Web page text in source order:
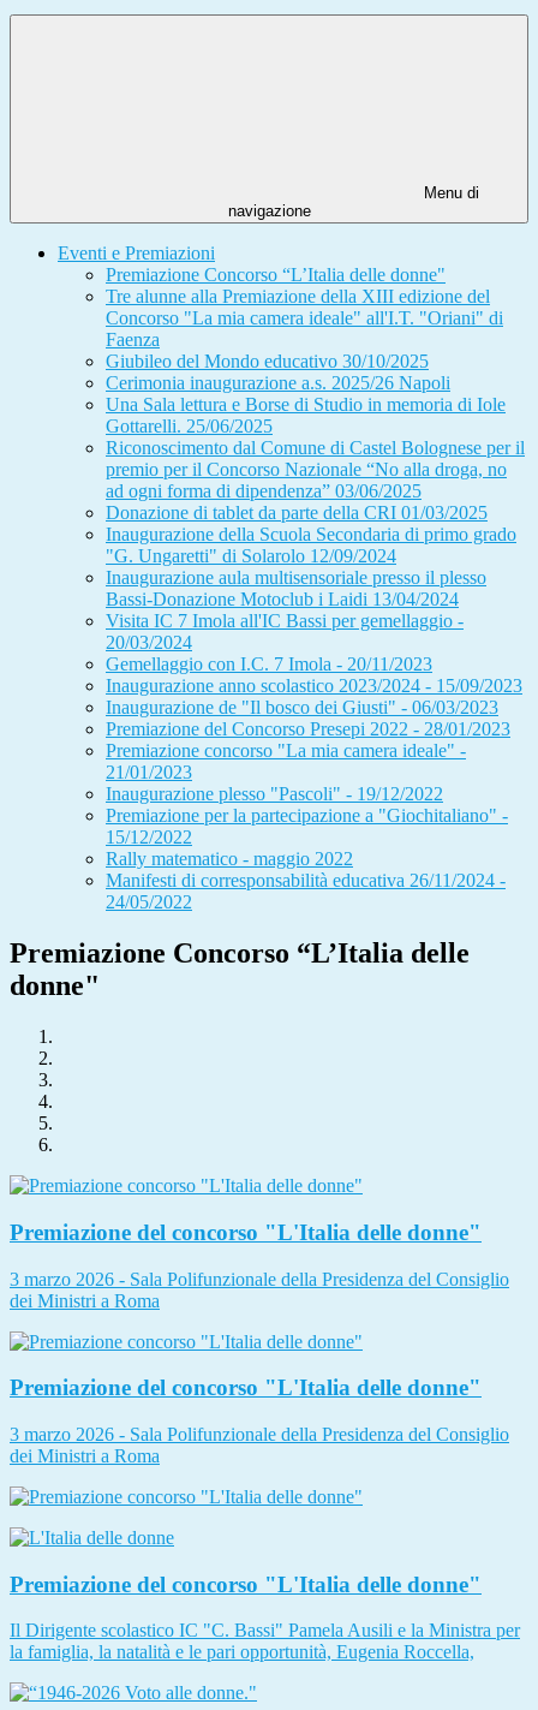
Menu di
navigazione
Eventi e Premiazioni
Premiazione Concorso “L’Italia delle donne"
Tre alunne alla Premiazione della XIII edizione del
Concorso "La mia camera ideale" all'I.T. "Oriani" di
Faenza
Giubileo del Mondo educativo 30/10/2025
Cerimonia inaugurazione a.s. 2025/26 Napoli
Una Sala lettura e Borse di Studio in memoria di Iole
Gottarelli. 25/06/2025
Riconoscimento dal Comune di Castel Bolognese per il
premio per il Concorso Nazionale “No alla droga, no
ad ogni forma di dipendenza” 03/06/2025
Donazione di tablet da parte della CRI 01/03/2025
Inaugurazione della Scuola Secondaria di primo grado
"G. Ungaretti" di Solarolo 12/09/2024
Inaugurazione aula multisensoriale presso il plesso
Bassi-Donazione Motoclub i Laidi 13/04/2024
Visita IC 7 Imola all'IC Bassi per gemellaggio -
20/03/2024
Gemellaggio con I.C. 7 Imola - 20/11/2023
Inaugurazione anno scolastico 2023/2024 - 15/09/2023
Inaugurazione de "Il bosco dei Giusti" - 06/03/2023
Premiazione del Concorso Presepi 2022 - 28/01/2023
Premiazione concorso "La mia camera ideale" -
21/01/2023
Inaugurazione plesso "Pascoli" - 19/12/2022
Premiazione per la partecipazione a "Giochitaliano" -
15/12/2022
Rally matematico - maggio 2022
Manifesti di corresponsabilità educativa 26/11/2024 -
24/05/2022
Premiazione Concorso “L’Italia delle
donne"
Premiazione del concorso "L'Italia delle donne"
3 marzo 2026 - Sala Polifunzionale della Presidenza del Consiglio
dei Ministri a Roma
Premiazione del concorso "L'Italia delle donne"
3 marzo 2026 - Sala Polifunzionale della Presidenza del Consiglio
dei Ministri a Roma
Premiazione del concorso "L'Italia delle donne"
Il Dirigente scolastico IC "C. Bassi" Pamela Ausili e la Ministra per
la famiglia, la natalità e le pari opportunità, Eugenia Roccella,